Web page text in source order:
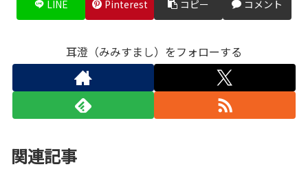
LINE Pinterest コピー コメント
耳澄（みみすまし）をフォローする
関連記事